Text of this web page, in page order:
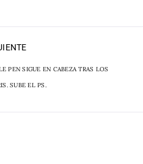
PEN SIGUE EN CABEZA TRAS LOS
SUBE EL PS.